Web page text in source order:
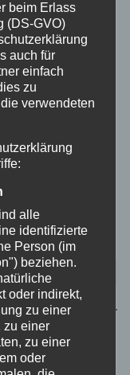
beim Erlass
(DS-GVO)
auch für
einfach
zu
verwendeten
alle
identifizierte
Person (im
beziehen.
oder indirekt,
zu einer
zu einer
zu einer
oder